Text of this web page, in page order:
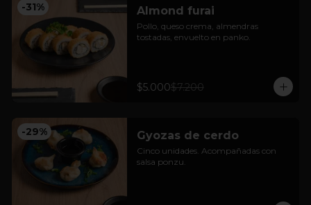
-31% Almond furai
Pollo, queso crema, almendras
tostadas, envuelto en panko.
$5.000$7.200
-29% Gyozas de cerdo
Cinco unidades. Acompañadas con
salsa ponzu.